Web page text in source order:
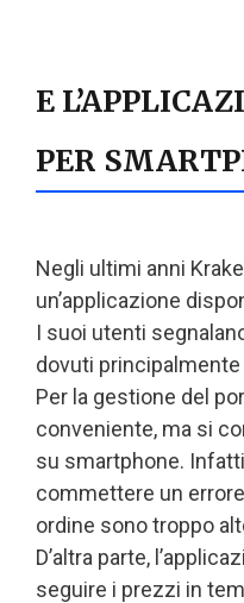
E
PER
Negli ultimi anni
un’applicazione
I suoi utenti
dovuti principalmente
Per la gestione del
conveniente, ma si
su smartphone.
commettere un
ordine sono troppo
D’altra parte,
seguire i prezzi in